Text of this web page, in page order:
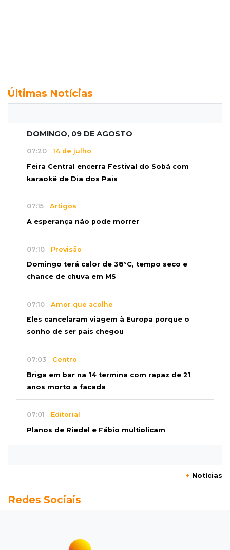
Últimas Notícias
DOMINGO, 09 DE AGOSTO
07:20 14 de julho
Feira Central encerra Festival do Sobá com
karaokê de Dia dos Pais
07:15 Artigos
A esperança não pode morrer
07:10 Previsão
Domingo terá calor de 38°C, tempo seco e
chance de chuva em MS
07:10 Amor que acolhe
Eles cancelaram viagem à Europa porque o
sonho de ser pais chegou
07:03 Centro
Briga em bar na 14 termina com rapaz de 21
anos morto a facada
07:01 Editorial
Planos de Riedel e Fábio multiplicam
homenagem aos pais
Resumão
+ Notícias
Redes Sociais